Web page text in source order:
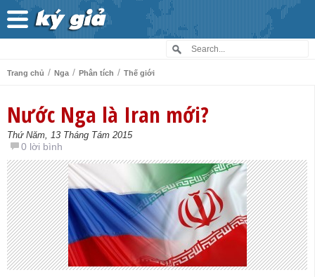
Trang chủ / Nga / Phân tích / Thế giới
Nước Nga là Iran mới?
Thứ Năm, 13 Tháng Tám 2015
0 lời bình